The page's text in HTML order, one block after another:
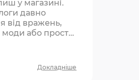
у магазині.
давно
від вражень,
моди або просто
Докладніше